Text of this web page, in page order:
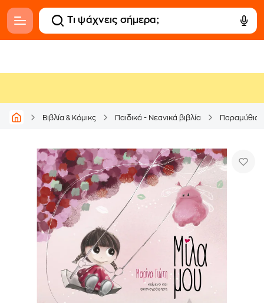
Βιβλία & Κόμικς Παιδικά - Νεανικά βιβλία Παραμύθια